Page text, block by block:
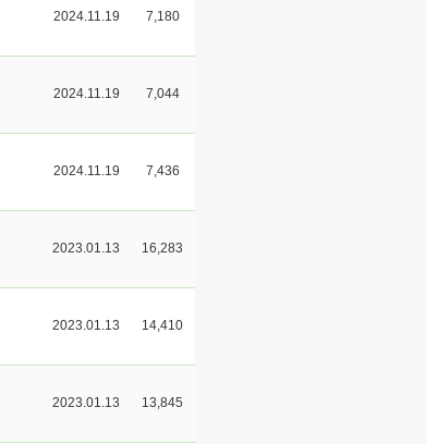
2024.11.19 7,180
2024.11.19 7,044
2024.11.19 7,436
2023.01.13 16,283
2023.01.13 14,410
2023.01.13 13,845